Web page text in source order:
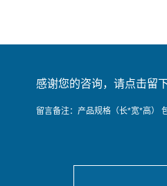
感谢您的咨询，请点击留
留言备注：产品规格（长*宽*高）